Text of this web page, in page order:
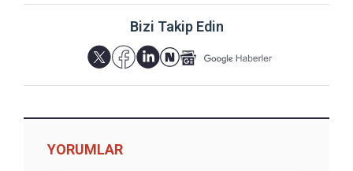
Bizi Takip Edin
YORUMLAR